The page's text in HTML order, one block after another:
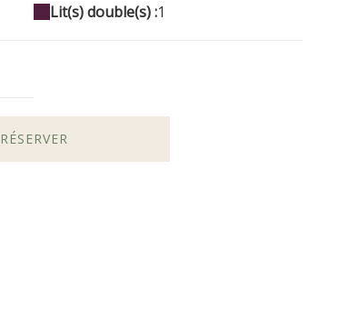
Lit(s) double(s) :1
RÉSERVER